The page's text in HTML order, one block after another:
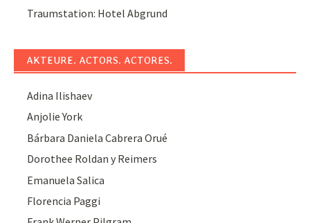
Traumstation: Hotel Abgrund
AKTEURE. ACTORS. ACTORES.
Adina Ilishaev
Anjolie York
Bárbara Daniela Cabrera Orué
Dorothee Roldan y Reimers
Emanuela Salica
Florencia Paggi